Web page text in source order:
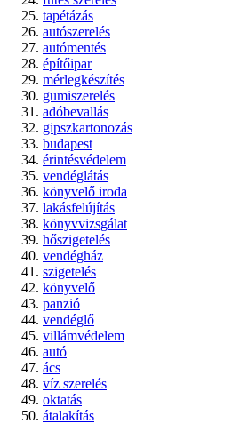
tapétázás
autószerelés
autómentés
építőipar
mérlegkészítés
gumiszerelés
adóbevallás
gipszkartonozás
budapest
érintésvédelem
vendéglátás
könyvelő iroda
lakásfelújítás
könyvvizsgálat
hőszigetelés
vendégház
szigetelés
könyvelő
panzió
vendéglő
villámvédelem
autó
ács
víz szerelés
oktatás
átalakítás